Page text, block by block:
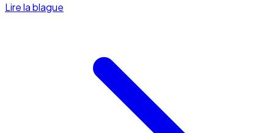
Lire la blague